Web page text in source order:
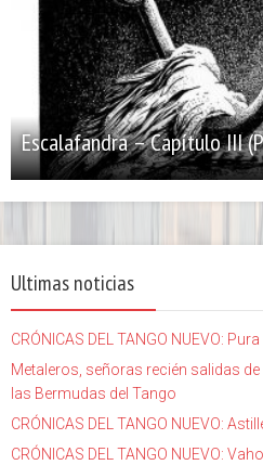
Escalafandra – Capítulo III
Ultimas noticias
CRÓNICAS DEL TANGO NUEVO:
Metaleros, señoras recién salidas
las Bermudas del Tango
CRÓNICAS DEL TANGO NUEVO:
CRÓNICAS DEL TANGO NUEVO: